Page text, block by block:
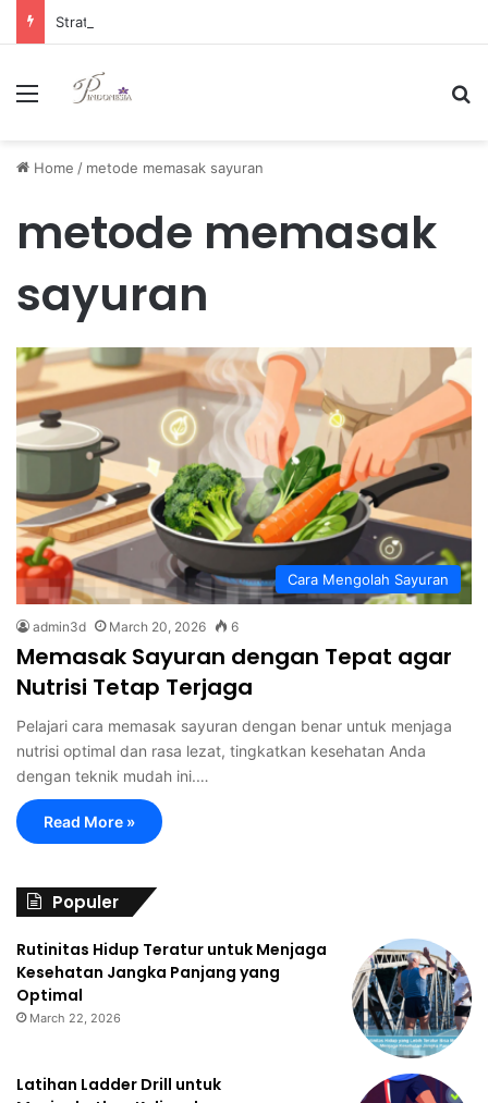
Menu
Home / metode memasak sayuran
metode memasak
sayuran
Cara Mengolah Sayuran
admin3d March 20, 2026 6
Memasak Sayuran dengan Tepat agar
Nutrisi Tetap Terjaga
Pelajari cara memasak sayuran dengan benar untuk menjaga
nutrisi optimal dan rasa lezat, tingkatkan kesehatan Anda
dengan teknik mudah ini.…
Read More »
Populer
Rutinitas Hidup Teratur untuk Menjaga
Kesehatan Jangka Panjang yang
Optimal
March 22, 2026
Latihan Ladder Drill untuk